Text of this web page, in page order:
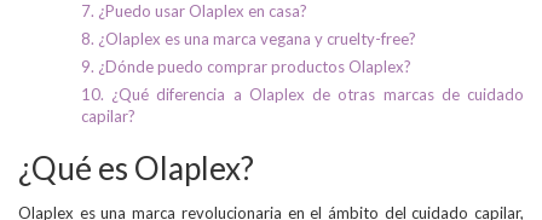
7. ¿Puedo usar Olaplex en casa?
8. ¿Olaplex es una marca vegana y cruelty-free?
9. ¿Dónde puedo comprar productos Olaplex?
10. ¿Qué diferencia a Olaplex de otras marcas de cuidado
capilar?
¿Qué es Olaplex?
Olaplex es una marca revolucionaria en el ámbito del cuidado capilar,